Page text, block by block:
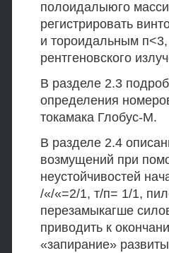
полоидалыюго
регистрировать
и тороидальным п<3,
рентгеновского
В разделе 2.3
определения
токамака Глобус-М.
В разделе 2.4
возмущений при
неустойчивостей
/«/«=2/1, т/п= 1/1,
перезамыкагше
приводить к
«запирание»